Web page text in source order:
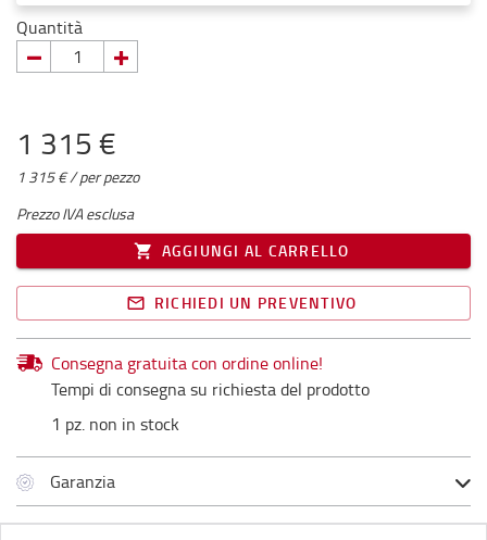
Quantità
1 315 €
1 315 € / per pezzo
Prezzo IVA esclusa
AGGIUNGI AL CARRELLO
RICHIEDI UN PREVENTIVO
Consegna gratuita con ordine online!
Tempi di consegna su richiesta del prodotto
1 pz. non in stock
Garanzia